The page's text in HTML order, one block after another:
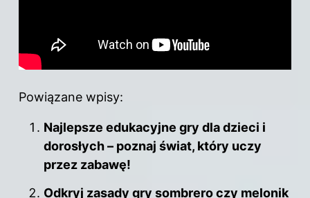
Powiązane wpisy:
Najlepsze edukacyjne gry dla dzieci i
dorosłych – poznaj świat, który uczy
przez zabawę!
Odkryj zasady gry sombrero czy melonik